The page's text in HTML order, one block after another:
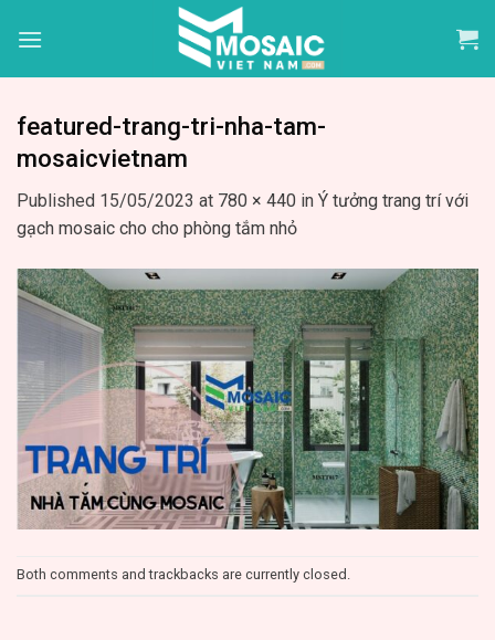
featured-trang-tri-nha-tam-
mosaicvietnam
Published 15/05/2023 at 780 × 440 in Ý tưởng trang trí với
gạch mosaic cho cho phòng tắm nhỏ
Both comments and trackbacks are currently closed.